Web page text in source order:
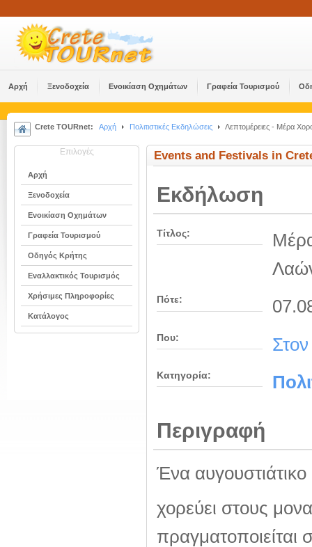
Αρχή Ξενοδοχεία Ενοικίαση Οχημάτων Γραφεία Τουρισμού
Crete TOURnet: Αρχή Πολιτιστικές Εκδηλώσεις Λεπτομέρειες - Μέρα
Επιλογές
Αρχή
Ξενοδοχεία
Ενοικίαση Οχημάτων
Γραφεία Τουρισμού
Οδηγός Κρήτης
Εναλλακτικός Τουρισμός
Χρήσιμες Πληροφορίες
Κατάλογος
Events and Festivals in
Εκδήλωση
Τίτλος:
Πότε:
Που:
Κατηγορία:
Περιγραφή
Ένα
χορεύει στους
πραγματοποιείται